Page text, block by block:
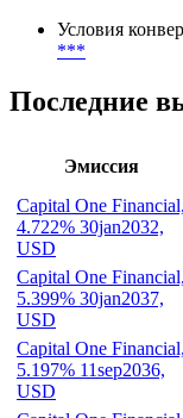
Условия
Последние
Capital One Financial,
4.722% 30jan2032,
USD
Capital One Financial,
5.399% 30jan2037,
USD